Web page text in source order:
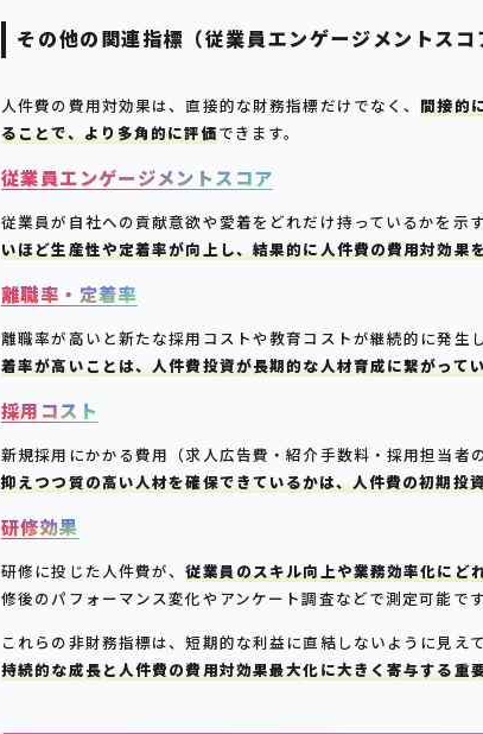
その他の関連指標（従業員エンゲージメントスコ
人件費の費用対効果は、直接的な財務指標だけでなく、間接的
ることで、より多角的に評価できます。
従業員エンゲージメントスコア
従業員が自社への貢献意欲や愛着をどれだけ持っているかを示す
いほど生産性や定着率が向上し、結果的に人件費の費用対効果
離職率・定着率
離職率が高いと新たな採用コストや教育コストが継続的に発生
着率が高いことは、人件費投資が長期的な人材育成に繋がって
採用コスト
新規採用にかかる費用（求人広告費・紹介手数料・採用担当者
抑えつつ質の高い人材を確保できているかは、人件費の初期投
研修効果
研修に投じた人件費が、従業員のスキル向上や業務効率化にど
修後のパフォーマンス変化やアンケート調査などで測定可能です
これらの非財務指標は、短期的な利益に直結しないように見え
持続的な成長と人件費の費用対効果最大化に大きく寄与する重